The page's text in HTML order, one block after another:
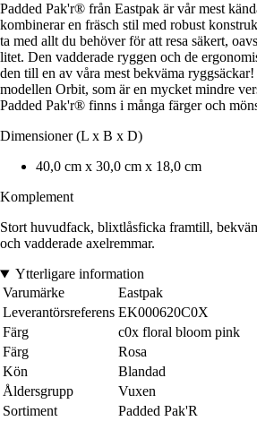
Padded Pak'r® från Eastpak är vår mest
kombinerar en fräsch stil med robust
ta med allt du behöver för att resa säkert,
litet. Den vadderade ryggen och de
den till en av våra mest bekväma
modellen Orbit, som är en mycket mindre
Padded Pak'r® finns i många färger och
Dimensioner (L x B x D)
40,0 cm x 30,0 cm x 18,0 cm
Komplement
Stort huvudfack, blixtlåsficka framtill,
och vadderade axelremmar.
Ytterligare information
Varumärke
Eastpak
Leverantörsreferens EK000620C0X
Färg
c0x floral bloom pink
Färg
Rosa
Kön
Blandad
Åldersgrupp
Vuxen
Sortiment
Padded Pak'R